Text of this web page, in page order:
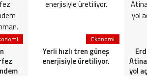
Ekonomi
Yerli hızlı tren güneş
enerjisiyle üretiliyor.
yol